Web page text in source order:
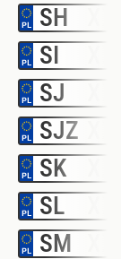
SH
SI
SJ
SJZ
SK
SL
SM